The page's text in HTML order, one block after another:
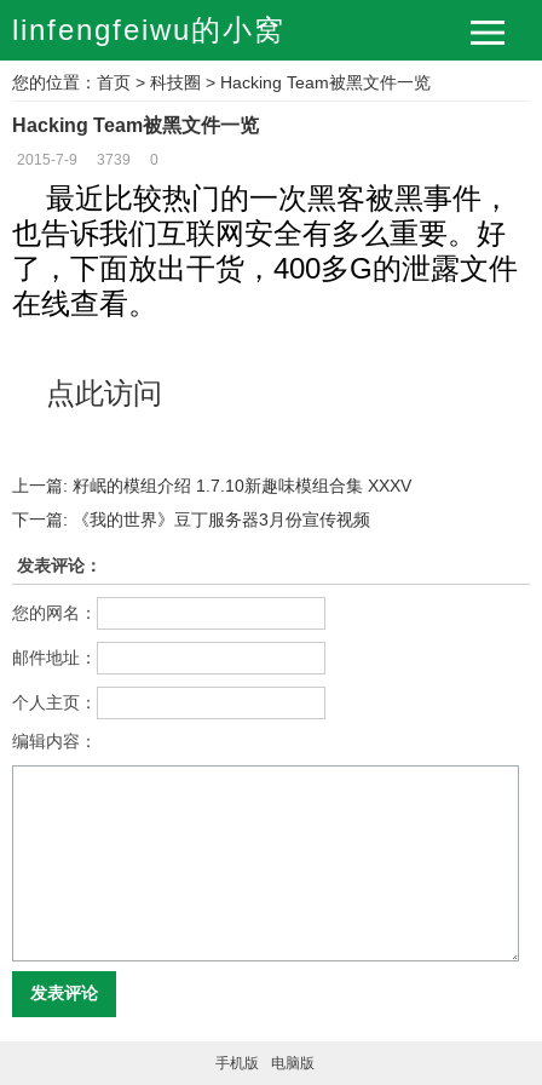
linfengfeiwu的小窝
您的位置： 首页 > 科技圈 > Hacking Team被黑文件一览
Hacking Team被黑文件一览
2015-7-9 3739 0
最近比较热门的一次黑客被黑事件，
也告诉我们互联网安全有多么重要。好
了，下面放出干货，400多G的泄露文件
在线查看。
点此访问
上一篇: 籽岷的模组介绍 1.7.10新趣味模组合集 XXXV
下一篇: 《我的世界》豆丁服务器3月份宣传视频
发表评论：
您的网名：
邮件地址：
个人主页：
编辑内容：
手机版 电脑版